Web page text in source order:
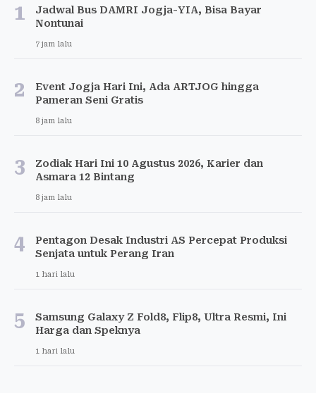
1
Jadwal Bus DAMRI Jogja-YIA, Bisa Bayar
Nontunai
7 jam lalu
2
Event Jogja Hari Ini, Ada ARTJOG hingga
Pameran Seni Gratis
8 jam lalu
3
Zodiak Hari Ini 10 Agustus 2026, Karier dan
Asmara 12 Bintang
8 jam lalu
4
Pentagon Desak Industri AS Percepat Produksi
Senjata untuk Perang Iran
1 hari lalu
5
Samsung Galaxy Z Fold8, Flip8, Ultra Resmi, Ini
Harga dan Speknya
1 hari lalu